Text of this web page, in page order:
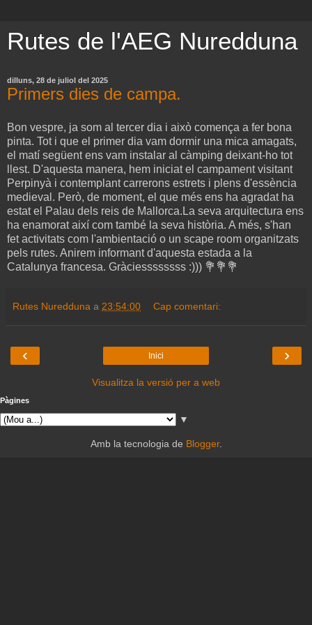
Rutes de l'AEG Nuredduna
dilluns, 28 de juliol del 2025
Primers dies de campa.
Bon vespre, ja som al tercer dia i això comença a fer bona
pinta. Tot i que el primer dia vam dormir una mica amagats,
el matí següent ens vam instalar al càmping deixant-ho tot
llest. D'aquesta manera, hem iniciat el campament visitant
Perpinyà i contemplant carrerons estrets i plens d'essència
medieval. Però, de moment, el que més ens ha agradat ha
estat el Palau dels reis de Mallorca.La seva arquitectura ens
ha enamorat així com també la seva història. A més, s'han
fet activitats com l'ambientació o un scape room organitzats
pels rutes. Anirem informant d'aquesta estada a la
Catalunya francesa. Gràciessssssss :))) 💐💐💐
Rutes Nuredduna a 23:54:00 Cap comentari:
‹ ›
Inici
Visualitza la versió per a web
Pàgines
▼
Amb la tecnologia de Blogger.